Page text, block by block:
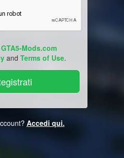
GTA5-Mods.com
and Terms of Use.
Accedi qui.